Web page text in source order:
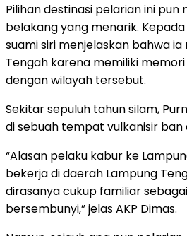
​Pilihan destinasi pelarian ini pun
belakang yang menarik.
suami siri menjelaskan bahwa
Tengah karena memiliki
dengan wilayah tersebut.
Sekitar sepuluh tahun silam,
di sebuah tempat vulkanisir
​“Alasan pelaku kabur ke
bekerja di daerah Lampung
dirasanya cukup familiar
bersembunyi,” jelas AKP Dimas.